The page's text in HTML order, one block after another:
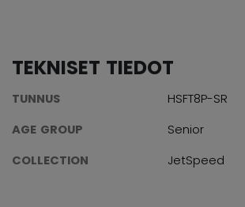
TEKNISET TIEDOT
TUNNUS
HSFT8P-SR
AGE GROUP
Senior
COLLECTION
JetSpeed